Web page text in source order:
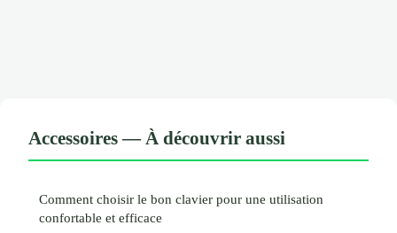
Accessoires — À découvrir aussi
Comment choisir le bon clavier pour une utilisation
confortable et efficace